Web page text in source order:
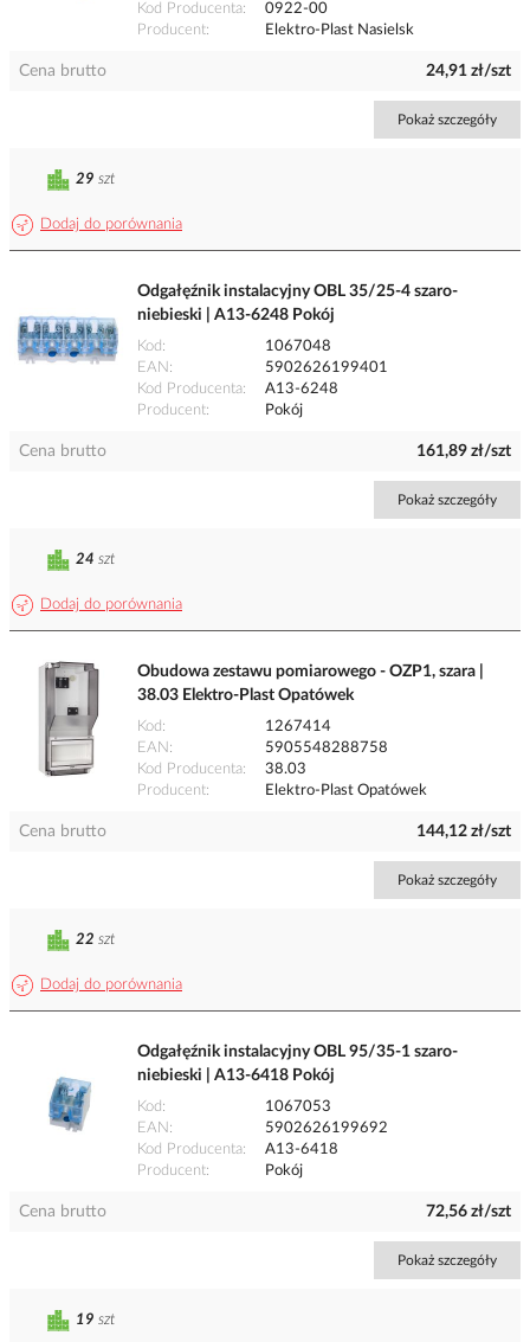
Kod Producenta
0922-00
Producent
Elektro-Plast Nasielsk
Cena brutto 24,91 zł/szt
Pokaż szczegóły
Dodaj do porównania
29 szt
Odgałęźnik instalacyjny OBL 35/25-4 szaro-
niebieski | A13-6248 Pokój
Kod
1067048
EAN
5902626199401
Kod Producenta
A13-6248
Producent
Pokój
Cena brutto 161,89 zł/szt
Pokaż szczegóły
Dodaj do porównania
24 szt
Obudowa zestawu pomiarowego - OZP1, szara |
38.03 Elektro-Plast Opatówek
Kod
1267414
EAN
5905548288758
Kod Producenta
38.03
Producent
Elektro-Plast Opatówek
Cena brutto 144,12 zł/szt
Pokaż szczegóły
Dodaj do porównania
22 szt
Odgałęźnik instalacyjny OBL 95/35-1 szaro-
niebieski | A13-6418 Pokój
Kod
1067053
EAN
5902626199692
Kod Producenta
A13-6418
Producent
Pokój
Cena brutto 72,56 zł/szt
Pokaż szczegóły
19 szt